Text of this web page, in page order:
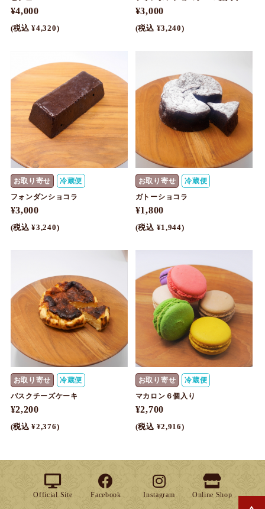
¥4,000
(税込 ¥4,320)
¥3,000
(税込 ¥3,240)
お取り寄せ
冷蔵便
フォンダンショコラ
¥3,000
(税込 ¥3,240)
お取り寄せ
冷蔵便
ガトーショコラ
¥1,800
(税込 ¥1,944)
お取り寄せ
冷蔵便
バスクチーズケーキ
¥2,200
(税込 ¥2,376)
お取り寄せ
冷蔵便
マカロン６個入り
¥2,700
(税込 ¥2,916)
Official Site Facebook Instagram Online Shop